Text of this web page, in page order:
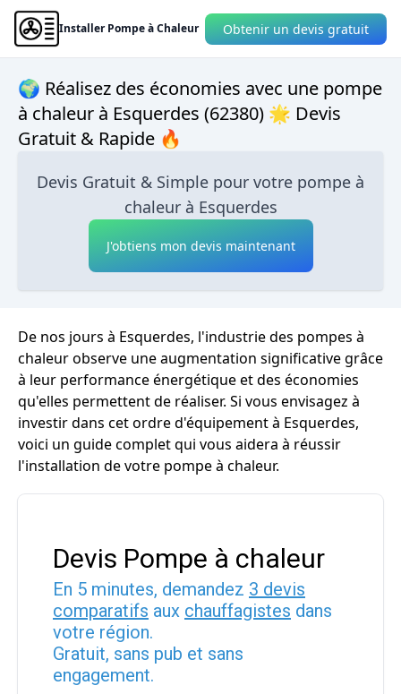
Installer Pompe à Chaleur Obtenir un devis gratuit
🌍 Réalisez des économies avec une pompe
à chaleur à Esquerdes (62380) 🌟 Devis
Gratuit & Rapide 🔥
Devis Gratuit & Simple pour votre pompe à
chaleur à Esquerdes
J'obtiens mon devis maintenant
De nos jours à Esquerdes, l'industrie des pompes à
chaleur observe une augmentation significative grâce
à leur performance énergétique et des économies
qu'elles permettent de réaliser. Si vous envisagez à
investir dans cet ordre d'équipement à Esquerdes,
voici un guide complet qui vous aidera à réussir
l'installation de votre pompe à chaleur.
Devis Pompe à chaleur
En 5 minutes, demandez 3 devis
comparatifs aux chauffagistes dans
votre région.
Gratuit, sans pub et sans
engagement.